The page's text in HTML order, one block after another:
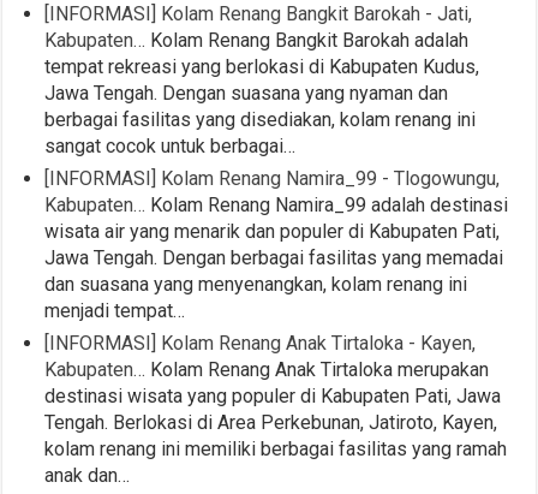
[INFORMASI] Kolam Renang Bangkit Barokah - Jati,
Kabupaten… Kolam Renang Bangkit Barokah adalah
tempat rekreasi yang berlokasi di Kabupaten Kudus,
Jawa Tengah. Dengan suasana yang nyaman dan
berbagai fasilitas yang disediakan, kolam renang ini
sangat cocok untuk berbagai…
[INFORMASI] Kolam Renang Namira_99 - Tlogowungu,
Kabupaten… Kolam Renang Namira_99 adalah destinasi
wisata air yang menarik dan populer di Kabupaten Pati,
Jawa Tengah. Dengan berbagai fasilitas yang memadai
dan suasana yang menyenangkan, kolam renang ini
menjadi tempat…
[INFORMASI] Kolam Renang Anak Tirtaloka - Kayen,
Kabupaten… Kolam Renang Anak Tirtaloka merupakan
destinasi wisata yang populer di Kabupaten Pati, Jawa
Tengah. Berlokasi di Area Perkebunan, Jatiroto, Kayen,
kolam renang ini memiliki berbagai fasilitas yang ramah
anak dan…